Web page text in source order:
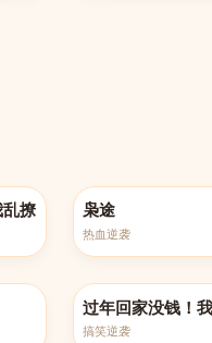
撩 枭途
热血逆袭
过年回家没钱！
搞笑逆袭